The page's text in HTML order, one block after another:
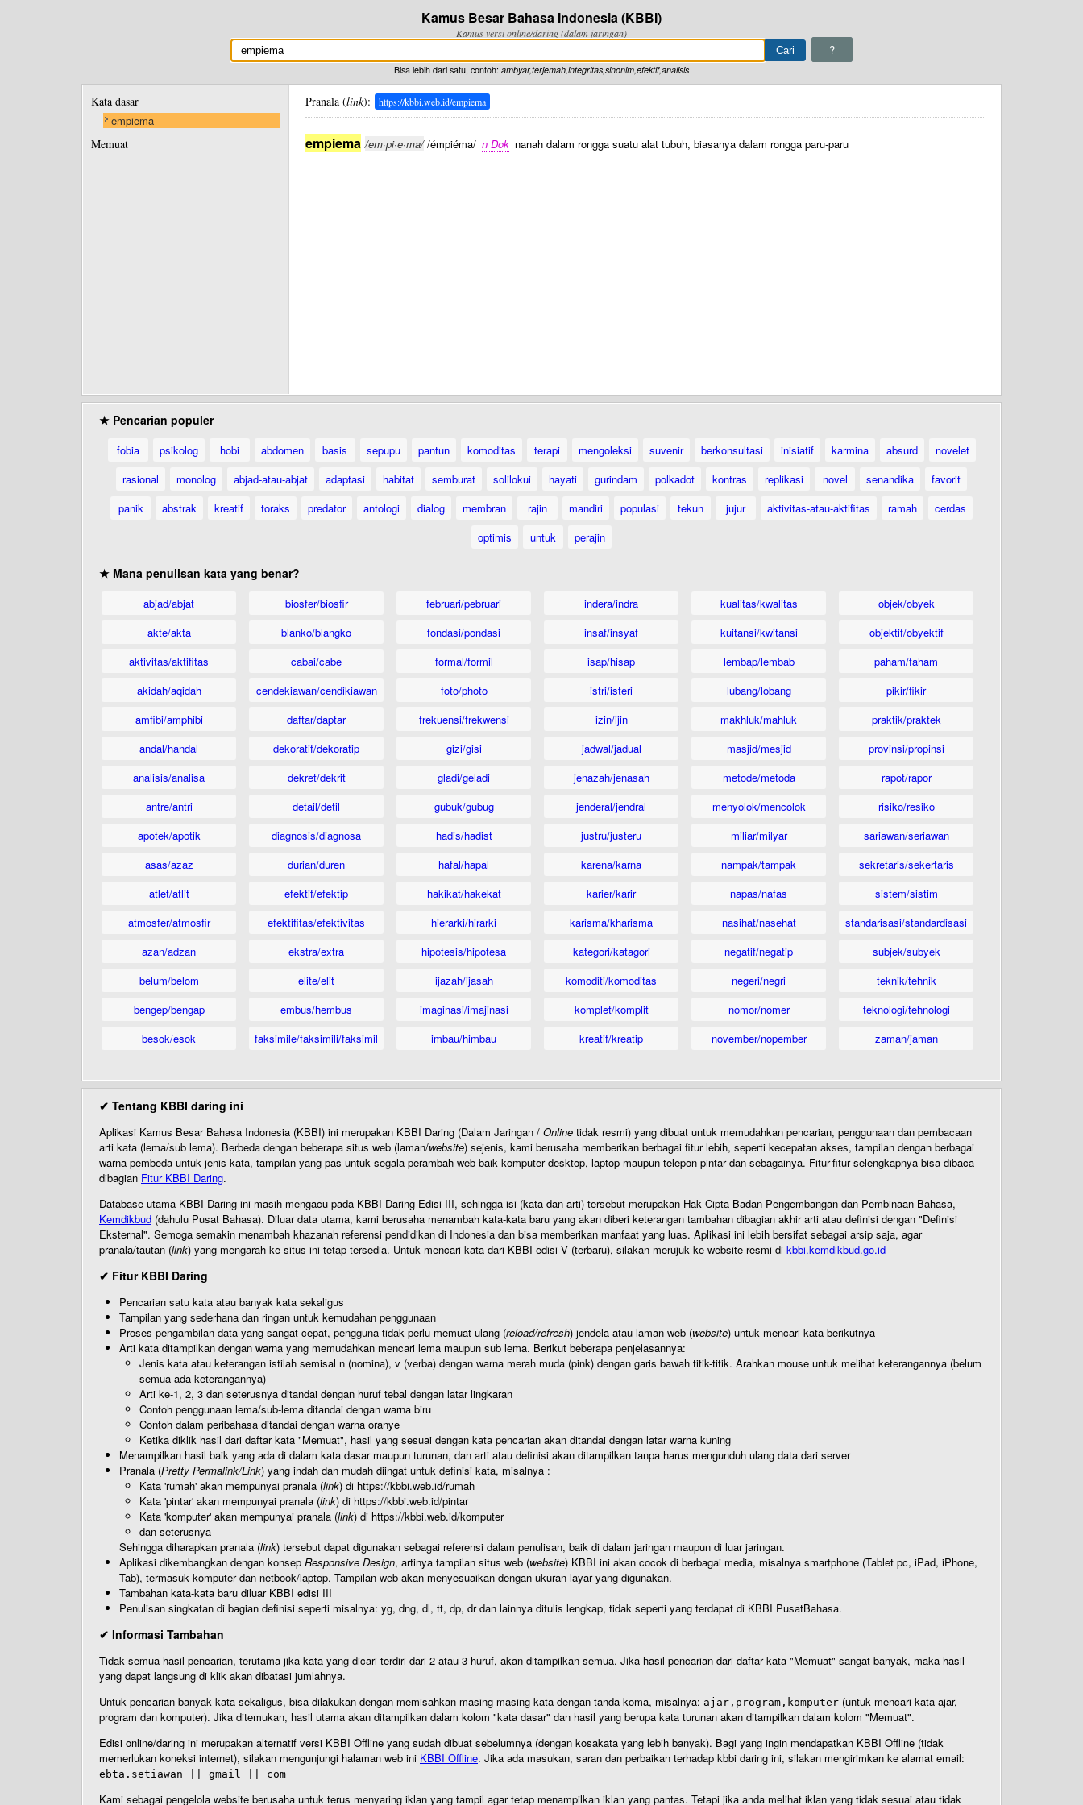
Kamus Besar Bahasa Indonesia (KBBI)
Kamus versi online/daring (dalam jaringan)
?
Bisa lebih dari satu, contoh: ambyar,terjemah,integritas,sinonim,efektif,analisis
Kata dasar
empiema
Memuat
Pranala (link): https://kbbi.web.id/empiema
empiema /em·pi·e·ma//émpiéma/ n Dok nanah dalam rongga suatu alat tubuh, biasanya dalam rongga paru-paru
★ Pencarian populer
fobia psikolog hobi abdomen basis sepupu pantun komoditas terapi mengoleksi suvenir berkonsultasi inisiatif karmina absurd
novelet
rasional
monolog abjad-atau-abjat adaptasi habitat semburat solilokui hayati gurindam polkadot kontras replikasi novel senandika
favorit
panik
abstrak kreatif toraks predator antologi dialog membran rajin mandiri populasi tekun jujur aktivitas-atau-aktifitas ramah
cerdas
optimis
untuk perajin
★ Mana penulisan kata yang benar?
abjad/abjat
akte/akta
aktivitas/aktifitas
akidah/aqidah
amfibi/amphibi
andal/handal
analisis/analisa
antre/antri
apotek/apotik
asas/azaz
atlet/atlit
atmosfer/atmosfir
azan/adzan
belum/belom
bengep/bengap
besok/esok
biosfer/biosfir
blanko/blangko
cabai/cabe
cendekiawan/cendikiawan
daftar/daptar
dekoratif/dekoratip
dekret/dekrit
detail/detil
diagnosis/diagnosa
durian/duren
efektif/efektip
efektifitas/efektivitas
ekstra/extra
elite/elit
embus/hembus
faksimile/faksimili/faksimil
februari/pebruari
fondasi/pondasi
formal/formil
foto/photo
frekuensi/frekwensi
gizi/gisi
gladi/geladi
gubuk/gubug
hadis/hadist
hafal/hapal
hakikat/hakekat
hierarki/hirarki
hipotesis/hipotesa
ijazah/ijasah
imaginasi/imajinasi
imbau/himbau
indera/indra
insaf/insyaf
isap/hisap
istri/isteri
izin/ijin
jadwal/jadual
jenazah/jenasah
jenderal/jendral
justru/justeru
karena/karna
karier/karir
karisma/kharisma
kategori/katagori
komoditi/komoditas
komplet/komplit
kreatif/kreatip
kualitas/kwalitas
kuitansi/kwitansi
lembap/lembab
lubang/lobang
makhluk/mahluk
masjid/mesjid
metode/metoda
menyolok/mencolok
miliar/milyar
nampak/tampak
napas/nafas
nasihat/nasehat
negatif/negatip
negeri/negri
nomor/nomer
november/nopember
objek/obyek
objektif/obyektif
paham/faham
pikir/fikir
praktik/praktek
provinsi/propinsi
rapot/rapor
risiko/resiko
sariawan/seriawan
sekretaris/sekertaris
sistem/sistim
standarisasi/standardisasi
subjek/subyek
teknik/tehnik
teknologi/tehnologi
zaman/jaman
✔ Tentang KBBI daring ini
Aplikasi Kamus Besar Bahasa Indonesia (KBBI) ini merupakan KBBI Daring (Dalam Jaringan / Online tidak resmi) yang dibuat untuk memudahkan pencarian, penggunaan dan pembacaan
arti kata (lema/sub lema). Berbeda dengan beberapa situs web (laman/website) sejenis, kami berusaha memberikan berbagai fitur lebih, seperti kecepatan akses, tampilan dengan berbagai
warna pembeda untuk jenis kata, tampilan yang pas untuk segala perambah web baik komputer desktop, laptop maupun telepon pintar dan sebagainya. Fitur-fitur selengkapnya bisa dibaca
dibagian Fitur KBBI Daring.
Database utama KBBI Daring ini masih mengacu pada KBBI Daring Edisi III, sehingga isi (kata dan arti) tersebut merupakan Hak Cipta Badan Pengembangan dan Pembinaan Bahasa,
Kemdikbud (dahulu Pusat Bahasa). Diluar data utama, kami berusaha menambah kata-kata baru yang akan diberi keterangan tambahan dibagian akhir arti atau definisi dengan "Definisi
Eksternal". Semoga semakin menambah khazanah referensi pendidikan di Indonesia dan bisa memberikan manfaat yang luas. Aplikasi ini lebih bersifat sebagai arsip saja, agar
pranala/tautan (link) yang mengarah ke situs ini tetap tersedia. Untuk mencari kata dari KBBI edisi V (terbaru), silakan merujuk ke website resmi di kbbi.kemdikbud.go.id
✔ Fitur KBBI Daring
Pencarian satu kata atau banyak kata sekaligus
Tampilan yang sederhana dan ringan untuk kemudahan penggunaan
Proses pengambilan data yang sangat cepat, pengguna tidak perlu memuat ulang (reload/refresh) jendela atau laman web (website) untuk mencari kata berikutnya
Arti kata ditampilkan dengan warna yang memudahkan mencari lema maupun sub lema. Berikut beberapa penjelasannya:
Jenis kata atau keterangan istilah semisal n (nomina), v (verba) dengan warna merah muda (pink) dengan garis bawah titik-titik. Arahkan mouse untuk melihat keterangannya (belum
semua ada keterangannya)
Arti ke-1, 2, 3 dan seterusnya ditandai dengan huruf tebal dengan latar lingkaran
Contoh penggunaan lema/sub-lema ditandai dengan warna biru
Contoh dalam peribahasa ditandai dengan warna oranye
Ketika diklik hasil dari daftar kata "Memuat", hasil yang sesuai dengan kata pencarian akan ditandai dengan latar warna kuning
Menampilkan hasil baik yang ada di dalam kata dasar maupun turunan, dan arti atau definisi akan ditampilkan tanpa harus mengunduh ulang data dari server
Pranala (Pretty Permalink/Link) yang indah dan mudah diingat untuk definisi kata, misalnya :
Kata 'rumah' akan mempunyai pranala (link) di https://kbbi.web.id/rumah
Kata 'pintar' akan mempunyai pranala (link) di https://kbbi.web.id/pintar
Kata 'komputer' akan mempunyai pranala (link) di https://kbbi.web.id/komputer
dan seterusnya
Sehingga diharapkan pranala (link) tersebut dapat digunakan sebagai referensi dalam penulisan, baik di dalam jaringan maupun di luar jaringan.
Aplikasi dikembangkan dengan konsep Responsive Design, artinya tampilan situs web (website) KBBI ini akan cocok di berbagai media, misalnya smartphone (Tablet pc, iPad, iPhone,
Tab), termasuk komputer dan netbook/laptop. Tampilan web akan menyesuaikan dengan ukuran layar yang digunakan.
Tambahan kata-kata baru diluar KBBI edisi III
Penulisan singkatan di bagian definisi seperti misalnya: yg, dng, dl, tt, dp, dr dan lainnya ditulis lengkap, tidak seperti yang terdapat di KBBI PusatBahasa.
✔ Informasi Tambahan
Tidak semua hasil pencarian, terutama jika kata yang dicari terdiri dari 2 atau 3 huruf, akan ditampilkan semua. Jika hasil pencarian dari daftar kata "Memuat" sangat banyak, maka hasil
yang dapat langsung di klik akan dibatasi jumlahnya.
Untuk pencarian banyak kata sekaligus, bisa dilakukan dengan memisahkan masing-masing kata dengan tanda koma, misalnya: ajar,program,komputer (untuk mencari kata ajar,
program dan komputer). Jika ditemukan, hasil utama akan ditampilkan dalam kolom "kata dasar" dan hasil yang berupa kata turunan akan ditampilkan dalam kolom "Memuat".
Edisi online/daring ini merupakan alternatif versi KBBI Offline yang sudah dibuat sebelumnya (dengan kosakata yang lebih banyak). Bagi yang ingin mendapatkan KBBI Offline (tidak
memerlukan koneksi internet), silakan mengunjungi halaman web ini KBBI Offline. Jika ada masukan, saran dan perbaikan terhadap kbbi daring ini, silakan mengirimkan ke alamat email:
ebta.setiawan || gmail || com
Kami sebagai pengelola website berusaha untuk terus menyaring iklan yang tampil agar tetap menampilkan iklan yang pantas. Tetapi jika anda melihat iklan yang tidak sesuai atau tidak